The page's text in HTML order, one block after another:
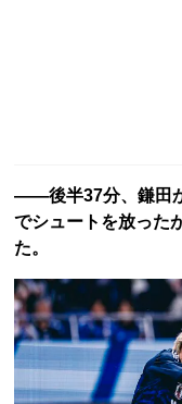
――後半37分、鎌田
でシュートを放った
た。